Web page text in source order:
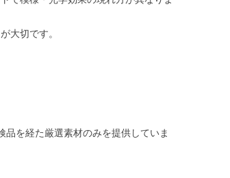
大切です。
品を経た厳選素材のみを提供していま